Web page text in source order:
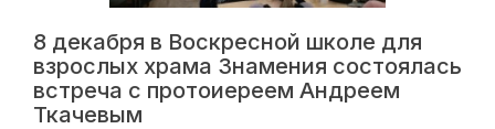
8 декабря в Воскресной школе для
взрослых храма Знамения состоялась
встреча с протоиереем Андреем
Ткачевым